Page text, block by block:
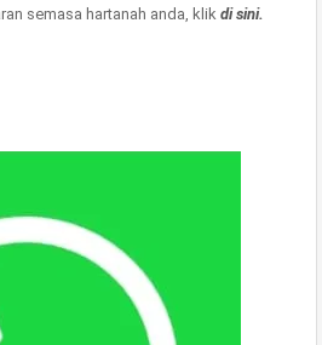
semasa hartanah anda, klik di sini.